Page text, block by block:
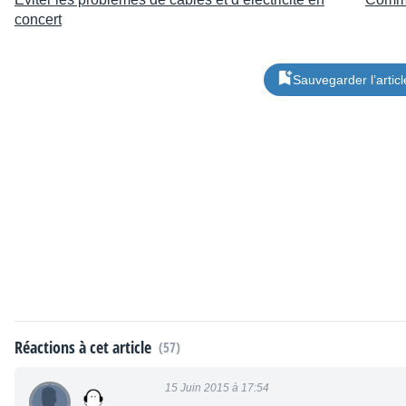
concert
Sauvegarder
Réactions à cet article (57)
15 Juin 2015 à 17:54